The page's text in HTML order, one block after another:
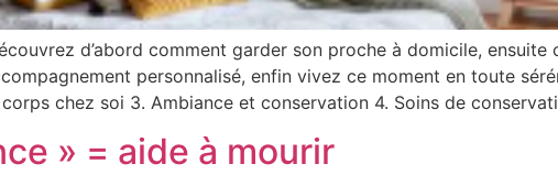
d’abord comment garder son proche à domicile,
personnalisé, enfin vivez ce moment en toute
chez soi 3. Ambiance et conservation 4. Soins de
» = aide à mourir